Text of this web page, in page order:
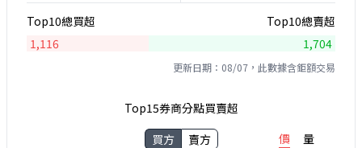
Top10總買超
Top10總賣超
1,116
1,704
更新日期：08/07，此數據含鉅額交易
Top15券商分點買賣超
買方
賣方 價 量